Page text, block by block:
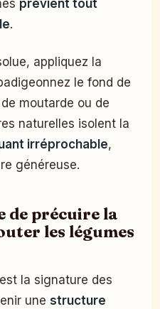
prévient tout
.
appliquez la
le fond de
moutarde ou de
naturelles isolent la
irréprochable,
généreuse.
de précuire la
les légumes
la signature des
une structure